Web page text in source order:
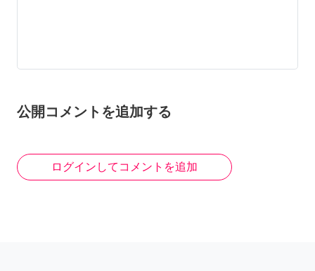
公開コメントを追加する
ログインしてコメントを追加